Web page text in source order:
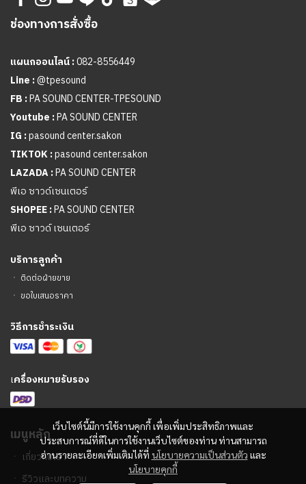
เว็บไซต์นี้มีการใช้งานคุกกี้ เพื่อเพิ่มประสิทธิภาพและ
ประสบการณ์ที่ดีในการใช้งานเว็บไซต์ของท่าน ท่านสามารถ
อ่านรายละเอียดเพิ่มเติมได้ที่ นโยบายความเป็นส่วนตัว และ
นโยบายคุกกี้
ช่องทางการสั่งซื้อ
แผนกออนไลน์ :082-8556449
Line :@tpesound
FB :PA SOUND CENTER-TPESOUND
Youtube :PA SOUND CENTER
IG :pasound center.sakon
TIKTOK :pasound center.sakon
LAZADA :PA SOUND CENTER
พีเอ ซาวด์เซนเตอร์
SHOPEE :PA SOUND CENTER
พีเอ ซาวด์ เซนเตอร์
บริการลูกค้า
ㆍ ติดต่อฝ่ายขาย
ㆍ ขอใบเสนอราคา
วิธีการชำระเงิน
เครื่องหมายรับรอง
เมนูหลัก
ㆍ เกี่ยวกับเรา
ㆍ รีวิวและบทความ